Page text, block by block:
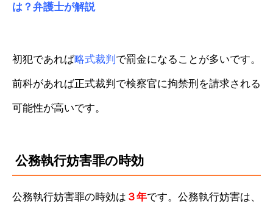
は？弁護士が解説
初犯であれば略式裁判 で罰金になることが多いです。
前科があれば正式裁判で検察官に拘禁刑を請求される
可能性が高いです。
公務執行妨害罪の時効
公務執行妨害罪の時効は ３年です。公務執行妨害は、